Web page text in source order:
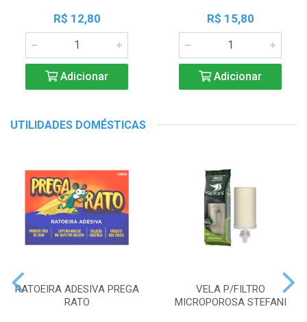
R$ 12,80
Adicionar
R$ 15,80
Adicionar
UTILIDADES DOMÉSTICAS
RATOEIRA ADESIVA PREGA
RATO
VELA P/FILTRO
MICROPOROSA STEFANI